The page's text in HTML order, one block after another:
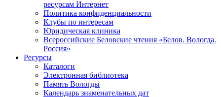
ресурсам Интернет
Политика конфиденциальности
Клубы по интересам
Юридическая клиника
Всероссийские Беловские чтения «Белов. Вологда.
Россия»
Ресурсы
Каталоги
Электронная библиотека
Память Вологды
Календарь знаменательных дат